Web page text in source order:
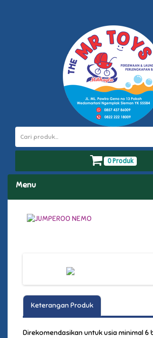
0 Produk
Menu
Keterangan Produk
Direkomendasikan untuk usia minimal 6